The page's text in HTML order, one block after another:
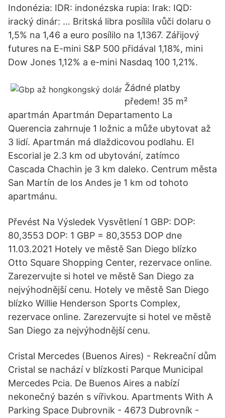
Indonézia: IDR: indonézska rupia: Irak: IQD:
iracký dinár: … Britská libra posílila vůči dolaru o
1,5% na 1,46 a euro posílilo na 1,1367. Zářijový
futures na E-mini S&P 500 přidával 1,18%, mini
Dow Jones 1,12% a e-mini Nasdaq 100 1,21%.
Žádné platby
předem! 35 m²
apartmán Apartmán Departamento La
Querencia zahrnuje 1 ložnic a může ubytovat až
3 lidí. Apartmán má dlaždicovou podlahu. El
Escorial je 2.3 km od ubytování, zatímco
Cascada Chachin je 3 km daleko. Centrum města
San Martín de los Andes je 1 km od tohoto
apartmánu.
Převést Na Výsledek Vysvětlení 1 GBP: DOP:
80,3553 DOP: 1 GBP = 80,3553 DOP dne
11.03.2021 Hotely ve městě San Diego blízko
Otto Square Shopping Center, rezervace online.
Zarezervujte si hotel ve městě San Diego za
nejvýhodnější cenu. Hotely ve městě San Diego
blízko Willie Henderson Sports Complex,
rezervace online. Zarezervujte si hotel ve městě
San Diego za nejvýhodnější cenu.
Cristal Mercedes (Buenos Aires) - Rekreační dům
Cristal se nachází v blízkosti Parque Municipal
Mercedes Pcia. De Buenos Aires a nabízí
nekonečný bazén s vířivkou. Apartments With A
Parking Space Dubrovnik - 4673 Dubrovník -